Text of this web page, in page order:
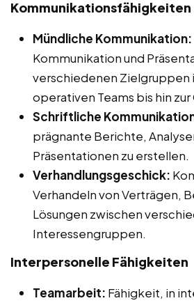
Kommunikationsfähigkeiten
Mündliche Kommunikation:
Kommunikation und
verschiedenen Zielgruppen
operativen Teams bis hin
Schriftliche
prägnante Berichte,
Präsentationen zu erstellen.
Verhandlungsgeschick:
Verhandeln von Verträgen,
Lösungen zwischen
Interessengruppen.
Interpersonelle Fähigkeiten
Teamarbeit: Fähigkeit, in